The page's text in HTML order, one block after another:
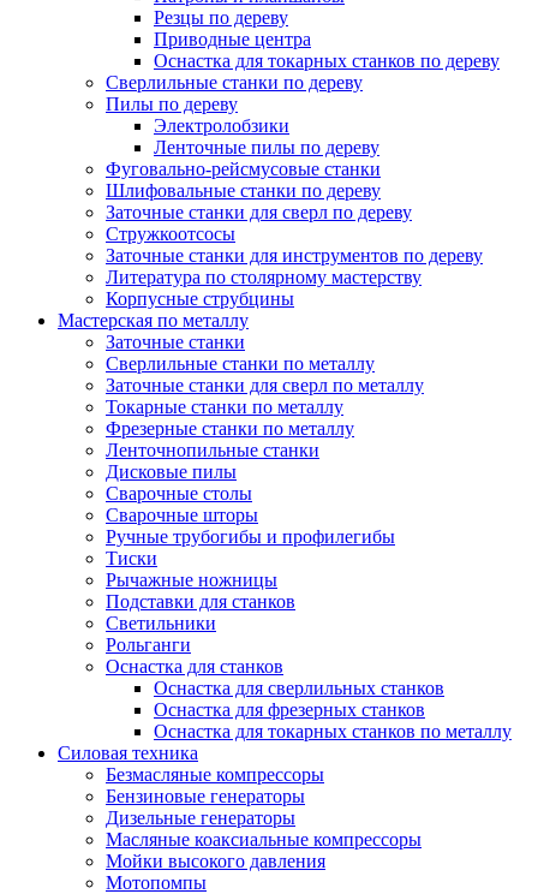
Резцы по дереву
Приводные центра
Оснастка для токарных станков по дереву
Сверлильные станки по дереву
Пилы по дереву
Электролобзики
Ленточные пилы по дереву
Фуговально-рейсмусовые станки
Шлифовальные станки по дереву
Заточные станки для сверл по дереву
Стружкоотсосы
Заточные станки для инструментов по дереву
Литература по столярному мастерству
Корпусные струбцины
Мастерская по металлу
Заточные станки
Сверлильные станки по металлу
Заточные станки для сверл по металлу
Токарные станки по металлу
Фрезерные станки по металлу
Ленточнопильные станки
Дисковые пилы
Сварочные столы
Сварочные шторы
Ручные трубогибы и профилегибы
Тиски
Рычажные ножницы
Подставки для станков
Светильники
Рольганги
Оснастка для станков
Оснастка для сверлильных станков
Оснастка для фрезерных станков
Оснастка для токарных станков по металлу
Силовая техника
Безмасляные компрессоры
Бензиновые генераторы
Дизельные генераторы
Масляные коаксиальные компрессоры
Мойки высокого давления
Мотопомпы